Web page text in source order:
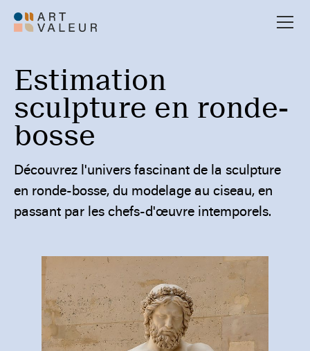
Estimation
sculpture en ronde-
bosse
Découvrez l'univers fascinant de la sculpture
en ronde-bosse, du modelage au ciseau, en
passant par les chefs-d'œuvre intemporels.